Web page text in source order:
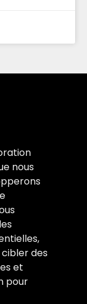
nous
des
et
pour